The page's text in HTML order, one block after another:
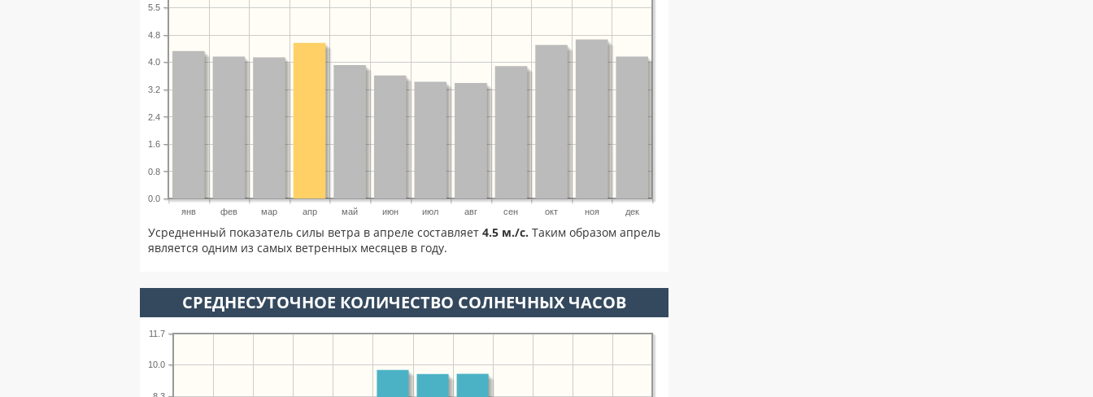
янв фев мар апр май июн июл авг сен окт ноя дек
0.0
0.8
1.6
2.4
3.2
4.0
4.8
5.5
Усредненный показатель силы ветра в апреле составляет 4.5 м./с. Таким образом апрель
является одним из самых ветренных месяцев в году.
СРЕДНЕСУТОЧНОЕ КОЛИЧЕСТВО СОЛНЕЧНЫХ ЧАСОВ
10.0
11.7